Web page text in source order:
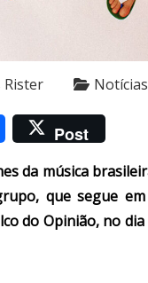
Rister Notícias
Post
da música
que segue
do Opinião, no